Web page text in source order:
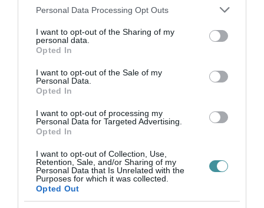
Please note that this website/app uses one or more Google
not limited to your visit or usage behaviour. You may click to
grant or deny consent to Google and its third-party tags to
use your data for below specified purposes in below Google
consent section.
Personal Data Processing Opt Outs
I want to opt-out of the Sharing of my
personal data.
Opted In
I want to opt-out of the Sale of my
Personal Data.
Opted In
I want to opt-out of processing my
Personal Data for Targeted Advertising.
Opted In
I want to opt-out of Collection, Use,
Retention, Sale, and/or Sharing of my
Personal Data that Is Unrelated with the
Purposes for which it was collected.
Opted Out
2026. augusztus 07|
HALMENTÉS SZARVASKŐNÉL: ŐSHONOS
ZÁPOROK, ZIVATAROK KIALAKULHATNAK